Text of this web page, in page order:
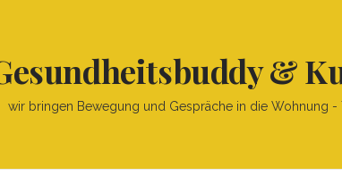
&
wir bringen Bewegung und Gespräche in die Wohnung -